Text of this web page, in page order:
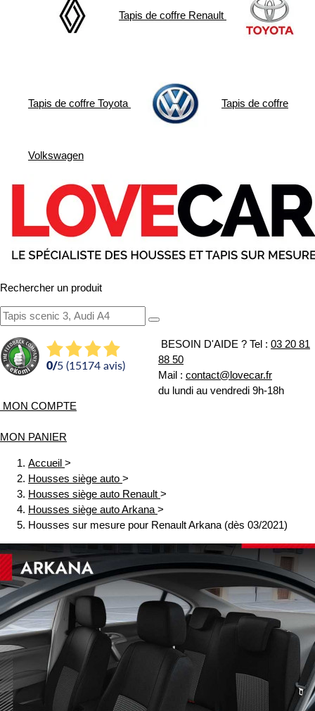
Tapis de coffre Renault
Tapis de coffre Toyota Tapis de coffre
Volkswagen
Rechercher un produit
0/5 (15174 avis)
BESOIN D'AIDE ? Tel : 03 20 81
88 50
Mail : contact@lovecar.fr
du lundi au vendredi 9h-18h
MON COMPTE
MON PANIER
Accueil >
Housses siège auto >
Housses siège auto Renault >
Housses siège auto Arkana >
Housses sur mesure pour Renault Arkana (dès 03/2021)